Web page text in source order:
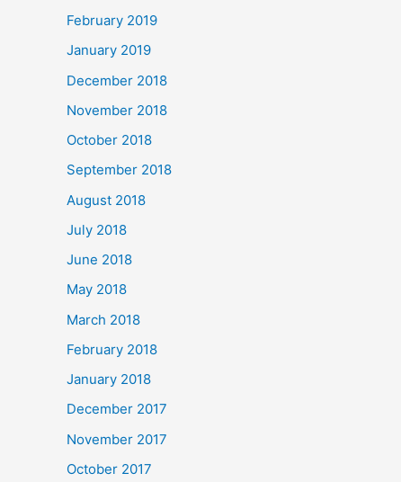
February 2019
January 2019
December 2018
November 2018
October 2018
September 2018
August 2018
July 2018
June 2018
May 2018
March 2018
February 2018
January 2018
December 2017
November 2017
October 2017